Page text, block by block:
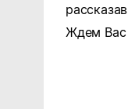
Ждем Вас